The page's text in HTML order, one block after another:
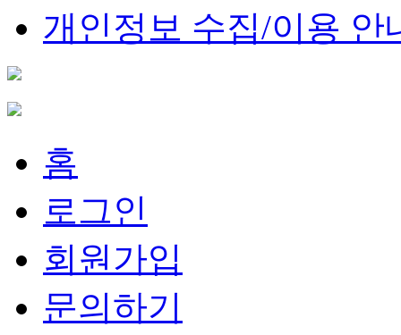
개인정보 수집/이용 안
홈
로그인
회원가입
문의하기